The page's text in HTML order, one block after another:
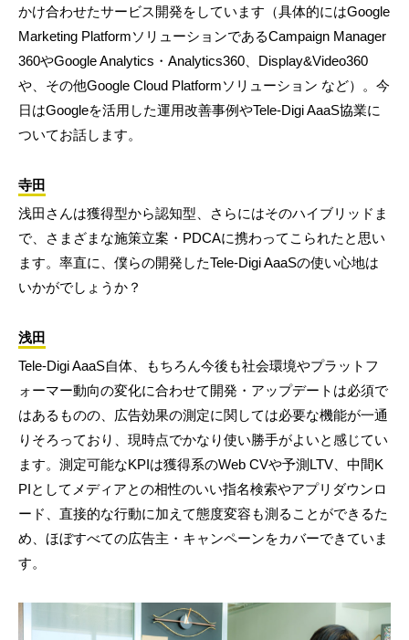
かけ合わせたサービス開発をしています（具体的にはGoogle
Marketing PlatformソリューションであるCampaign Manager
360やGoogle Analytics・Analytics360、Display&Video360
や、その他Google Cloud Platformソリューション など）。今
日はGoogleを活用した運用改善事例やTele-Digi AaaS協業に
ついてお話します。
寺田
浅田さんは獲得型から認知型、さらにはそのハイブリッドま
で、さまざまな施策立案・PDCAに携わってこられたと思い
ます。率直に、僕らの開発したTele-Digi AaaSの使い心地は
いかがでしょうか？
浅田
Tele-Digi AaaS自体、もちろん今後も社会環境やプラットフ
ォーマー動向の変化に合わせて開発・アップデートは必須で
はあるものの、広告効果の測定に関しては必要な機能が一通
りそろっており、現時点でかなり使い勝手がよいと感じてい
ます。測定可能なKPIは獲得系のWeb CVや予測LTV、中間K
PIとしてメディアとの相性のいい指名検索やアプリダウンロ
ード、直接的な行動に加えて態度変容も測ることができるた
め、ほぼすべての広告主・キャンペーンをカバーできていま
す。